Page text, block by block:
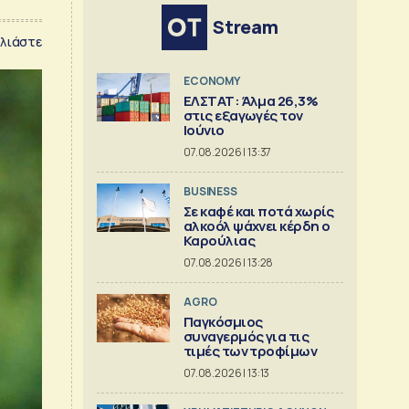
Stream
ECONOMY
ΕΛΣΤΑΤ: Άλμα 26,3%
στις εξαγωγές τον
Ιούνιο
07.08.2026 | 13:37
BUSINESS
Σε καφέ και ποτά χωρίς
αλκοόλ ψάχνει κέρδη ο
Καρούλιας
07.08.2026 | 13:28
AGRO
Παγκόσμιος
συναγερμός για τις
τιμές των τροφίμων
07.08.2026 | 13:13